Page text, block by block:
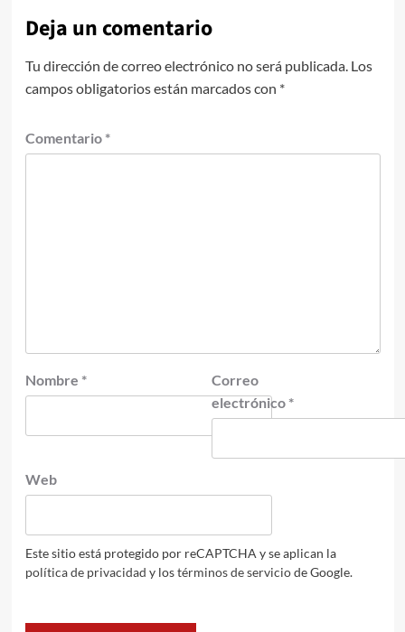
Deja un comentario
Tu dirección de correo electrónico no será publicada. Los
campos obligatorios están marcados con *
Comentario *
Nombre *
Correo
electrónico *
Web
Este sitio está protegido por reCAPTCHA y se aplican la
política de privacidad y lostérminos de serviciode Google.